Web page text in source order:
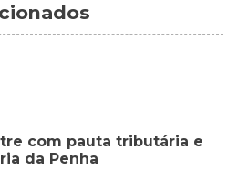
com pauta tributária e
da Penha